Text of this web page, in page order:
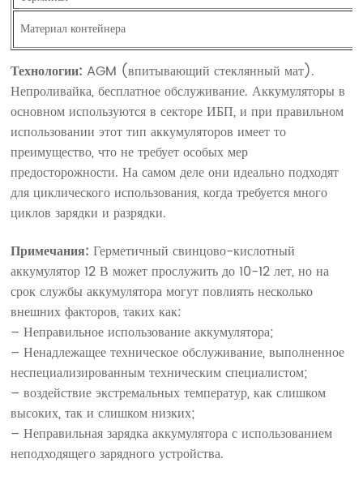
Материал контейнера
Технологии: AGM (впитывающий стеклянный мат).
Непроливайка, бесплатное обслуживание. Аккумуляторы в
основном используются в секторе ИБП, и при правильном
использовании этот тип аккумуляторов имеет то
преимущество, что не требует особых мер
предосторожности. На самом деле они идеально подходят
для циклического использования, когда требуется много
циклов зарядки и разрядки.
Примечания: Герметичный свинцово-кислотный
аккумулятор 12 В может прослужить до 10-12 лет, но на
срок службы аккумулятора могут повлиять несколько
внешних факторов, таких как:
– Неправильное использование аккумулятора;
– Ненадлежащее техническое обслуживание, выполненное
неспециализированным техническим специалистом;
– воздействие экстремальных температур, как слишком
высоких, так и слишком низких;
– Неправильная зарядка аккумулятора с использованием
неподходящего зарядного устройства.